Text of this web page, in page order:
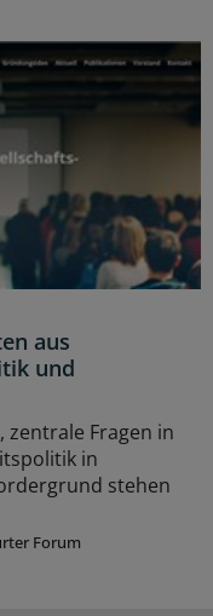
aus
und
zentrale Fragen in
in
stehen
Forum